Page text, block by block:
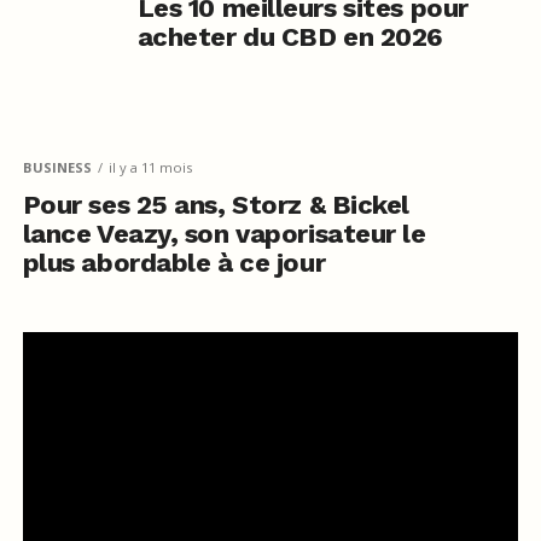
Les 10 meilleurs sites pour
acheter du CBD en 2026
BUSINESS il y a 11 mois
Pour ses 25 ans, Storz & Bickel
lance Veazy, son vaporisateur le
plus abordable à ce jour